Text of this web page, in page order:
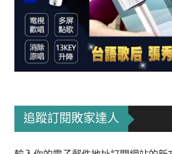
追蹤訂閱敗家達人